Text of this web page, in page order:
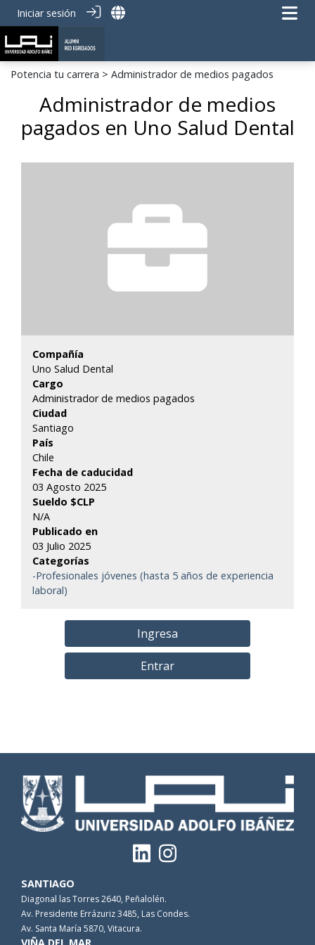
Iniciar sesión
Potencia tu carrera > Administrador de medios pagados
Administrador de medios
pagados en Uno Salud Dental
Compañía
Uno Salud Dental
Cargo
Administrador de medios pagados
Ciudad
Santiago
País
Chile
Fecha de caducidad
03 Agosto 2025
Sueldo $CLP
N/A
Publicado en
03 Julio 2025
Categorías
-Profesionales jóvenes (hasta 5 años de experiencia
laboral)
Ingresa
Entrar
SANTIAGO
Diagonal las Torres 2640, Peñalolén.
Av. Presidente Errázuriz 3485, Las Condes.
Av. Santa María 5870, Vitacura.
VIÑA DEL MAR